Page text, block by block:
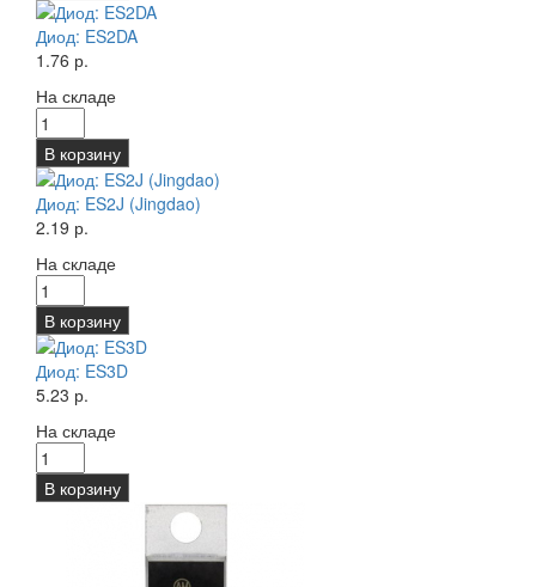
Диод: ES2DA
1.76 р.
На складе
В корзину
Диод: ES2J (Jingdao)
2.19 р.
На складе
В корзину
Диод: ES3D
5.23 р.
На складе
В корзину